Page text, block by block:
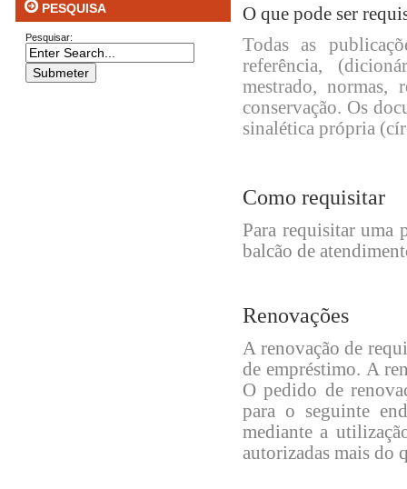
PESQUISA
Pesquisar:
O que pode ser
Todas as
referência,
mestrado, normas,
conservação. Os
sinalética própria
Como requisitar
Para requisitar uma
balcão de
Renovações
A renovação de
de empréstimo. A
O pedido de
para o seguinte
mediante a
autorizadas mais do